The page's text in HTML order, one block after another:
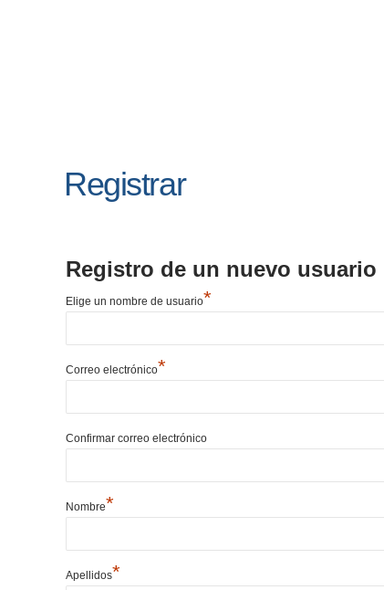
Registrar
Registro de un nuevo usuario
Elige un nombre de usuario*
Correo electrónico*
Confirmar correo electrónico
Nombre*
Apellidos*